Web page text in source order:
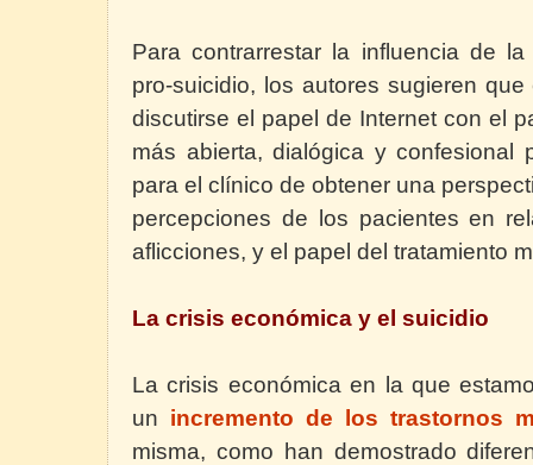
Para contrarrestar la influencia de
pro-suicidio, los autores sugieren
discutirse el papel de Internet con el
más abierta, dialógica y confesional
para el clínico de obtener una
percepciones de los pacientes en
aflicciones, y el papel del tratamiento
La crisis económica y el suicidio
La crisis económicaen la que
un incremento de los trastornos
misma, como han demostrado